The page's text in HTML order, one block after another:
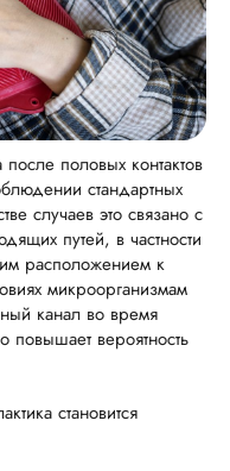
половых контактов
стандартных
случаев это связано с
путей, в частности
расположением к
микроорганизмам
канал во время
повышает вероятность
становится